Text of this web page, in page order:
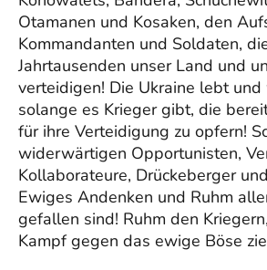
Otamanen und Kosaken, den
Kommandanten und Soldaten,
Jahrtausenden unser Land und
verteidigen! Die Ukraine lebt
solange es Krieger gibt, die
für ihre Verteidigung zu opfern!
widerwärtigen Opportunisten,
Kollaborateure, Drückeberger
Ewiges Andenken und Ruhm
gefallen sind! Ruhm den
Kampf gegen das ewige Böse